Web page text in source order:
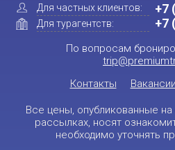
Для частных клиентов:
Для турагентств:
+7
+7
По вопросам
Контакты
Вакансии
Все цены, опубликованные
рассылках, носят
необходимо уточнять